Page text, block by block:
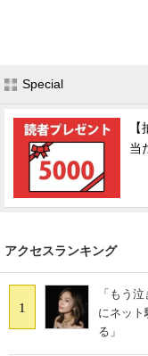
Special
当
アクセスランキング
1
「もう
にネッ
る」